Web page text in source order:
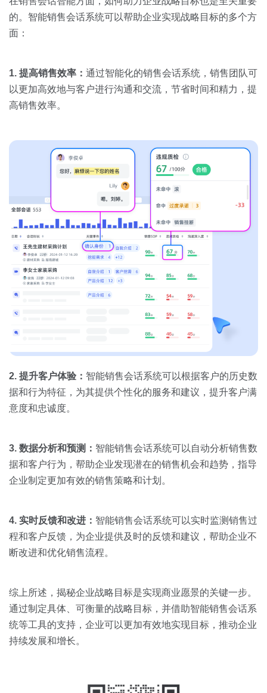
的。智能销售会话系统可以帮助企业实现战略目标的多个方
面：
1. 提高销售效率： 通过智能化的销售会话系统，销售团队可
以更加高效地与客户进行沟通和交流，节省时间和精力，提
高销售效率。
2. 提升客户体验 ： 智能销售会话系统可以根据客户的历史数
据和行为特征，为其提供个性化的服务和建议，提升客户满
意度和忠诚度。
3. 数据分析和预测： 智能销售会话系统可以自动分析销售数
据和客户行为，帮助企业发现潜在的销售机会和趋势，指导
企业制定更加有效的销售策略和计划。
4. 实时反馈和改进： 智能销售会话系统可以实时监测销售过
程和客户反馈，为企业提供及时的反馈和建议，帮助企业不
断改进和优化销售流程。
综上所述，揭秘企业战略目标是实现商业愿景的关键一步。
通过制定具体、可衡量的战略目标，并借助智能销售会话系
统等工具的支持，企业可以更加有效地实现目标，推动企业
持续发展和增长。